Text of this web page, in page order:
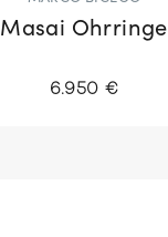
Masai Ohrringe
6.950 €